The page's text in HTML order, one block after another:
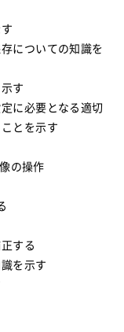
についての知識を
す
に必要となる適切
とを示す
の操作
する
を示す